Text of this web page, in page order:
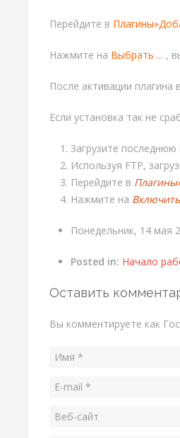
Перейдите в
Нажмите на Выбрать ... ,
После активации
Если установка так не
Загрузите
Используя FTP,
Перейдите в
Нажмите на Включить
Понедельник, 14 мая
Posted in: Начало
Оставить
Вы комментируете как